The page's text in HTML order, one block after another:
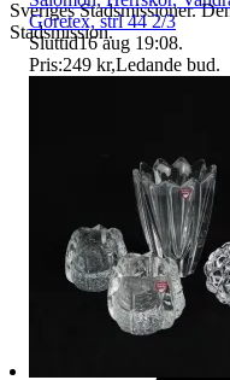
Sveriges Stadsmissioner.
Stadsmission.
Goretex, strl 44 2/3
Sluttid16 aug 19:08.
Pris:249 kr,Ledande bud.